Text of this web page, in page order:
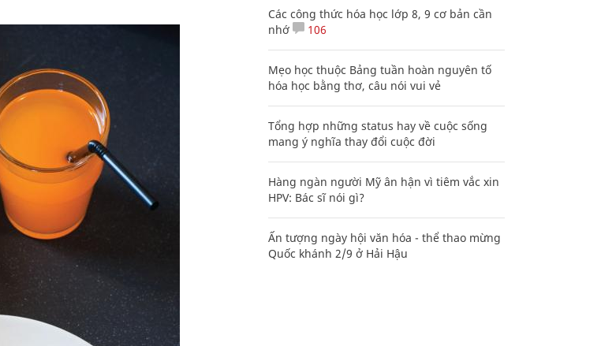
Các công thức hóa học lớp 8, 9 cơ bản cần
nhớ
106
Mẹo học thuộc Bảng tuần hoàn nguyên tố
hóa học bằng thơ, câu nói vui vẻ
Tổng hợp những status hay về cuộc sống
mang ý nghĩa thay đổi cuộc đời
Hàng ngàn người Mỹ ân hận vì tiêm vắc xin
HPV: Bác sĩ nói gì?
Ấn tượng ngày hội văn hóa - thể thao mừng
Quốc khánh 2/9 ở Hải Hậu